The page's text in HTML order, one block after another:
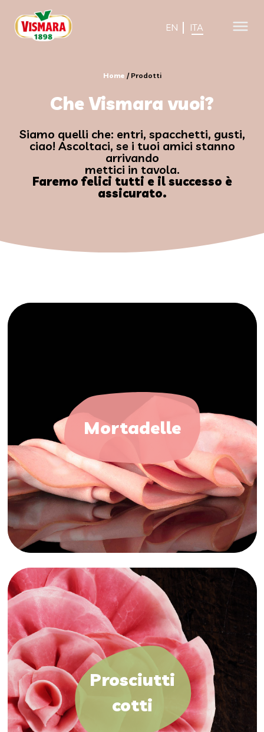
EN ITA
Home / Prodotti
Che Vismara vuoi?
Siamo quelli che: entri, spacchetti, gusti,
ciao! Ascoltaci, se i tuoi amici stanno
arrivando
mettici in tavola.
Faremo felici tutti e il successo è
assicurato.
Mortadelle
Prosciutti
cotti